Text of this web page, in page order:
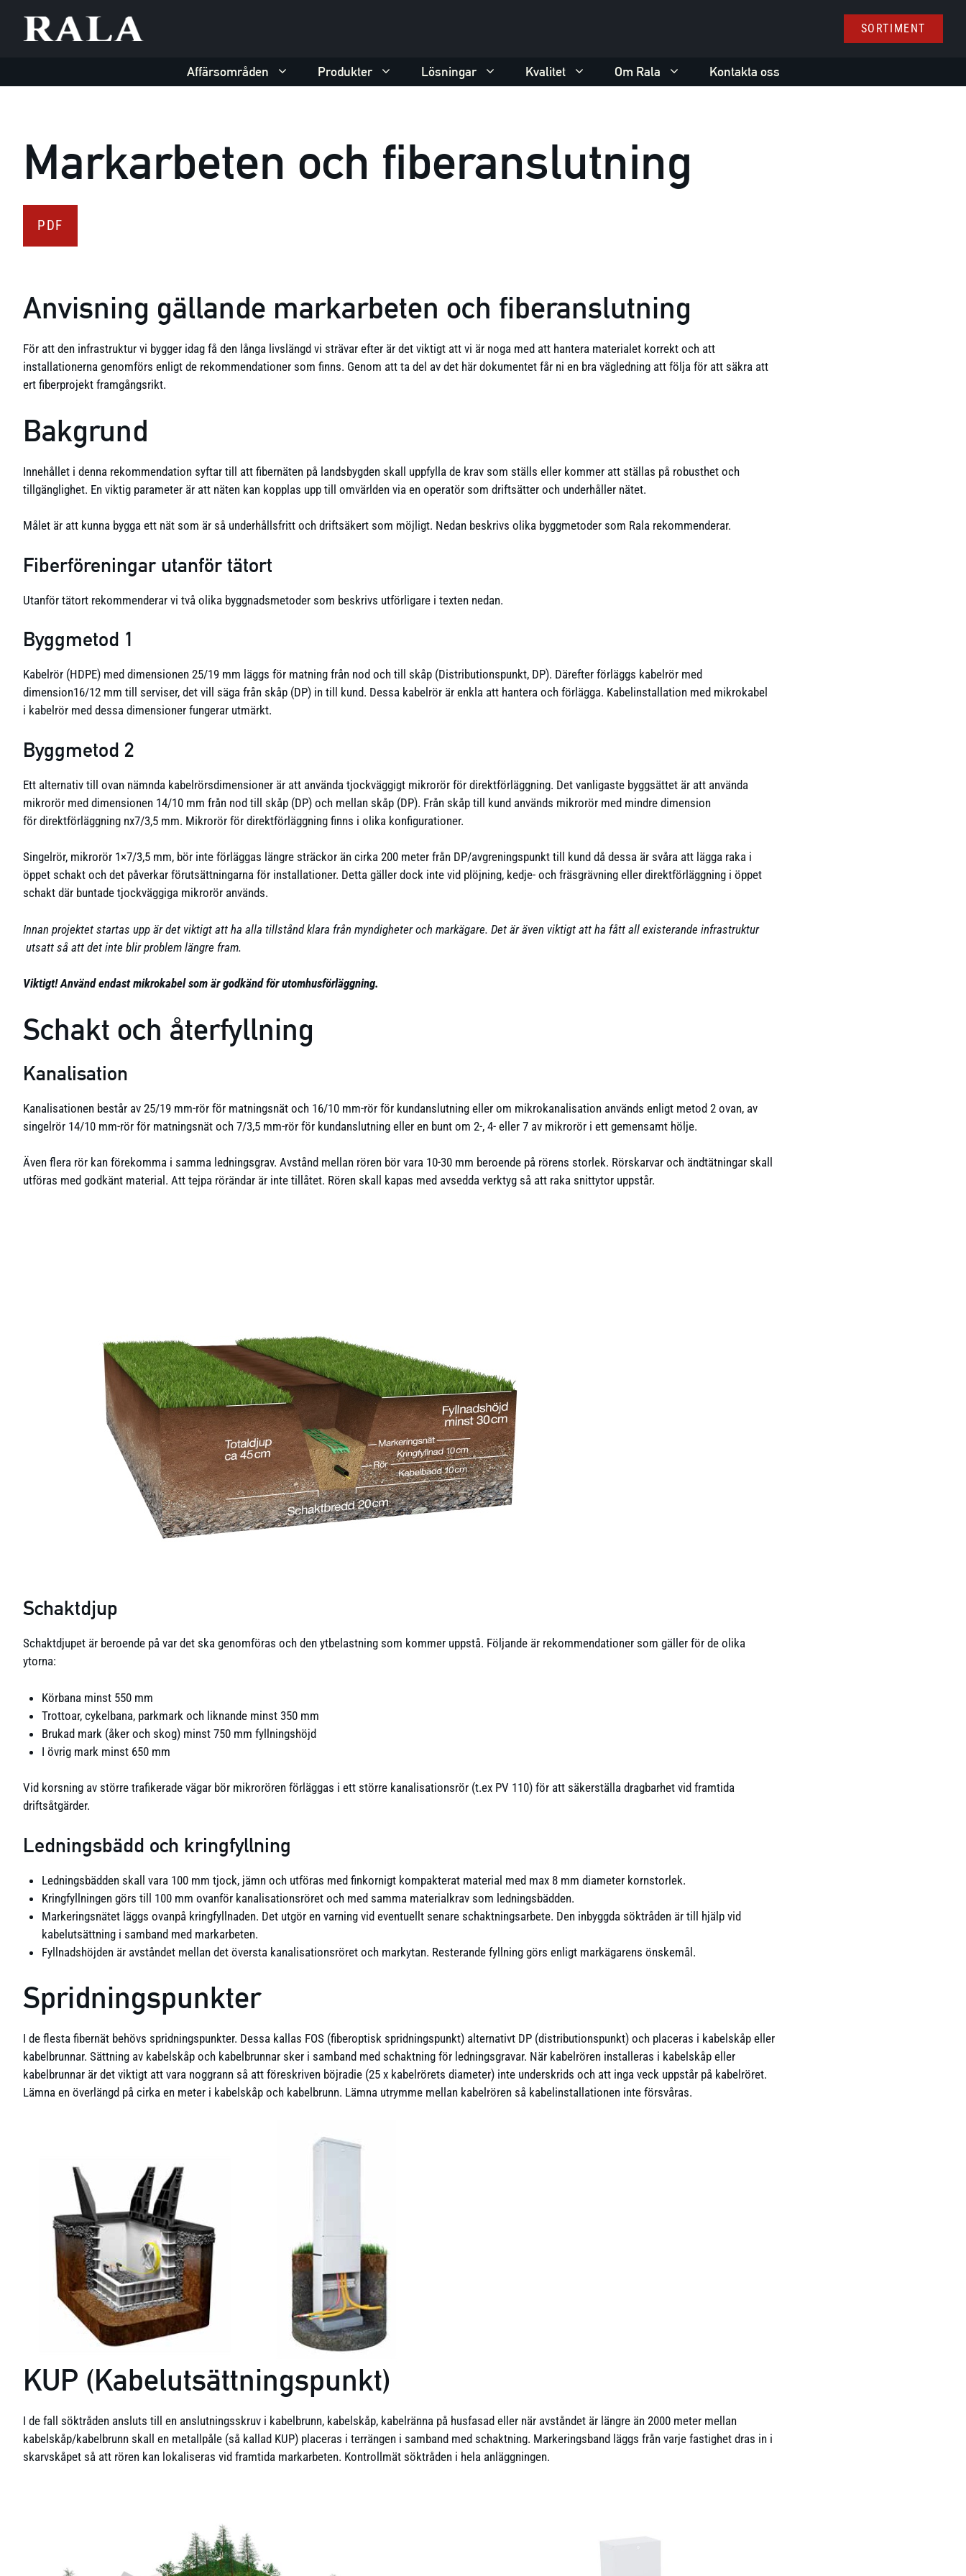
innehåll
SORTIMENT
Affärsområden Produkter Lösningar Kvalitet Om Rala Kontakta oss
Markarbeten och fiberanslutning
PDF
Anvisning gällande markarbeten och fiberanslutning
För att den infrastruktur vi bygger idag få den långa livslängd vi strävar efter är det viktigt att vi är noga med att hantera materialet korrekt och att
installationerna genomförs enligt de rekommendationer som finns. Genom att ta del av det här dokumentet får ni en bra vägledning att följa för att säkra att
ert fiberprojekt framgångsrikt.
Bakgrund
Innehållet i denna rekommendation syftar till att fibernäten på landsbygden skall uppfylla de krav som ställs eller kommer att ställas på robusthet och
tillgänglighet. En viktig parameter är att näten kan kopplas upp till omvärlden via en operatör som driftsätter och underhåller nätet.
Målet är att kunna bygga ett nät som är så underhållsfritt och driftsäkert som möjligt. Nedan beskrivs olika byggmetoder som Rala rekommenderar.
Fiberföreningar utanför tätort
Utanför tätort rekommenderar vi två olika byggnadsmetoder som beskrivs utförligare i texten nedan.
Byggmetod 1
Kabelrör (HDPE) med dimensionen 25/19 mm läggs för matning från nod och till skåp (Distributionspunkt, DP). Därefter förläggs kabelrör med
dimension16/12 mm till serviser, det vill säga från skåp (DP) in till kund. Dessa kabelrör är enkla att hantera och förlägga. Kabelinstallation med mikrokabel
i kabelrör med dessa dimensioner fungerar utmärkt.
Byggmetod 2
Ett alternativ till ovan nämnda kabelrörsdimensioner är att använda tjockväggigt mikrorör för direktförläggning. Det vanligaste byggsättet är att använda
mikrorör med dimensionen 14/10 mm från nod till skåp (DP) och mellan skåp (DP). Från skåp till kund används mikrorör med mindre dimension
för direktförläggning nx7/3,5 mm. Mikrorör för direktförläggning finns i olika konfigurationer.
Singelrör, mikrorör 1×7/3,5 mm, bör inte förläggas längre sträckor än cirka 200 meter från DP/avgreningspunkt till kund då dessa är svåra att lägga raka i
öppet schakt och det påverkar förutsättningarna för installationer. Detta gäller dock inte vid plöjning, kedje- och fräsgrävning eller direktförläggning i öppet
schakt där buntade tjockväggiga mikrorör används.
Innan projektet startas upp är det viktigt att ha alla tillstånd klara från myndigheter och markägare. Det är även viktigt att ha fått all existerande infrastruktur
utsatt så att det inte blir problem längre fram.
Viktigt! Använd endast mikrokabel som är godkänd för utomhusförläggning.
Schakt och återfyllning
Kanalisation
Kanalisationen består av 25/19 mm-rör för matningsnät och 16/10 mm-rör för kundanslutning eller om mikrokanalisation används enligt metod 2 ovan, av
singelrör 14/10 mm-rör för matningsnät och 7/3,5 mm-rör för kundanslutning eller en bunt om 2-, 4- eller 7 av mikrorör i ett gemensamt hölje.
Även flera rör kan förekomma i samma ledningsgrav. Avstånd mellan rören bör vara 10-30 mm beroende på rörens storlek. Rörskarvar och ändtätningar skall
utföras med godkänt material. Att tejpa rörändar är inte tillåtet. Rören skall kapas med avsedda verktyg så att raka snittytor uppstår.
Schaktdjup
Schaktdjupet är beroende på var det ska genomföras och den ytbelastning som kommer uppstå. Följande är rekommendationer som gäller för de olika
ytorna:
Körbana minst 550 mm
Trottoar, cykelbana, parkmark och liknande minst 350 mm
Brukad mark (åker och skog) minst 750 mm fyllningshöjd
I övrig mark minst 650 mm
Vid korsning av större trafikerade vägar bör mikrorören förläggas i ett större kanalisationsrör (t.ex PV 110) för att säkerställa dragbarhet vid framtida
driftsåtgärder.
Ledningsbädd och kringfyllning
Ledningsbädden skall vara 100 mm tjock, jämn och utföras med finkornigt kompakterat material med max 8 mm diameter kornstorlek.
Kringfyllningen görs till 100 mm ovanför kanalisationsröret och med samma materialkrav som ledningsbädden.
Markeringsnätet läggs ovanpå kringfyllnaden. Det utgör en varning vid eventuellt senare schaktningsarbete. Den inbyggda söktråden är till hjälp vid
kabelutsättning i samband med markarbeten.
Fyllnadshöjden är avståndet mellan det översta kanalisationsröret och markytan. Resterande fyllning görs enligt markägarens önskemål.
Spridningspunkter
I de flesta fibernät behövs spridningspunkter. Dessa kallas FOS (fiberoptisk spridningspunkt) alternativt DP (distributionspunkt) och placeras i kabelskåp eller
kabelbrunnar. Sättning av kabelskåp och kabelbrunnar sker i samband med schaktning för ledningsgravar. När kabelrören installeras i kabelskåp eller
kabelbrunnar är det viktigt att vara noggrann så att föreskriven böjradie (25 x kabelrörets diameter) inte underskrids och att inga veck uppstår på kabelröret.
Lämna en överlängd på cirka en meter i kabelskåp och kabelbrunn. Lämna utrymme mellan kabelrören så kabelinstallationen inte försvåras.
KUP (Kabelutsättningspunkt)
I de fall söktråden ansluts till en anslutningsskruv i kabelbrunn, kabelskåp, kabelränna på husfasad eller när avståndet är längre än 2000 meter mellan
kabelskåp/kabelbrunn skall en metallpåle (så kallad KUP) placeras i terrängen i samband med schaktning. Markeringsband läggs från varje fastighet dras in i
skarvskåpet så att rören kan lokaliseras vid framtida markarbeten. Kontrollmät söktråden i hela anläggningen.